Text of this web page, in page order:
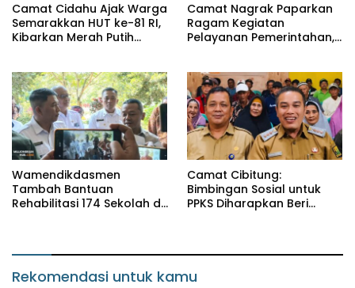
Camat Cidahu Ajak Warga
Semarakkan HUT ke-81 RI,
Kibarkan Merah Putih
Camat Nagrak Paparkan
Ragam Kegiatan
Pelayanan Pemerintahan,
Wamendikdasmen
Tambah Bantuan
Rehabilitasi 174 Sekolah di
Camat Cibitung:
Bimbingan Sosial untuk
PPKS Diharapkan Beri
Rekomendasi untuk kamu